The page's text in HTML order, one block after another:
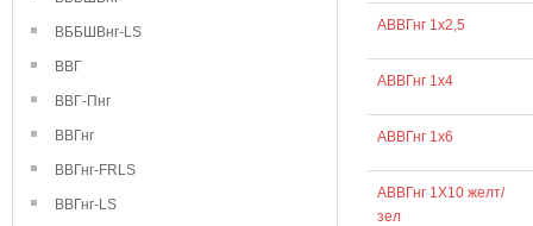
ВББШВнг-LS
ВВГ
ВВГ-Пнг
ВВГнг
ВВГнг-FRLS
ВВГнг-LS
АВВГнг 1х2,5
АВВГнг 1х4
АВВГнг 1х6
АВВГнг 1Х10 желт/
зел